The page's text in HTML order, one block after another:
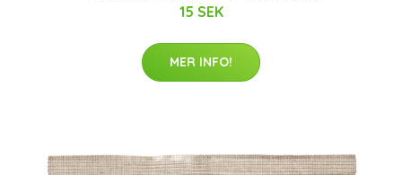
15 SEK
MER INFO!